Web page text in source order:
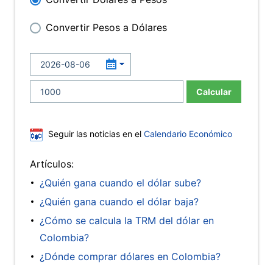
Convertir Pesos a Dólares
Calcular
Seguir las noticias en el Calendario Económico
Artículos:
¿Quién gana cuando el dólar sube?
¿Quién gana cuando el dólar baja?
¿Cómo se calcula la TRM del dólar en
Colombia?
¿Dónde comprar dólares en Colombia?